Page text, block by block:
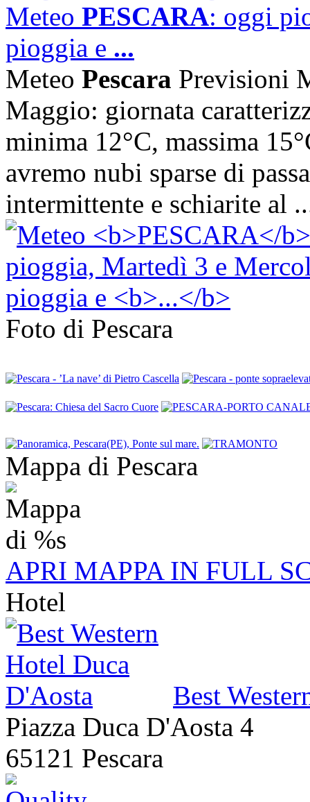
Meteo PESCARA: oggi
pioggia e ...
Meteo Pescara Previsioni
Maggio: giornata
minima 12°C, massima
avremo nubi sparse di
intermittente e schiarite al
Foto di Pescara
Mappa di Pescara
APRI MAPPA IN FULL
Hotel
Best
Piazza Duca D'Aosta 4
65121 Pescara